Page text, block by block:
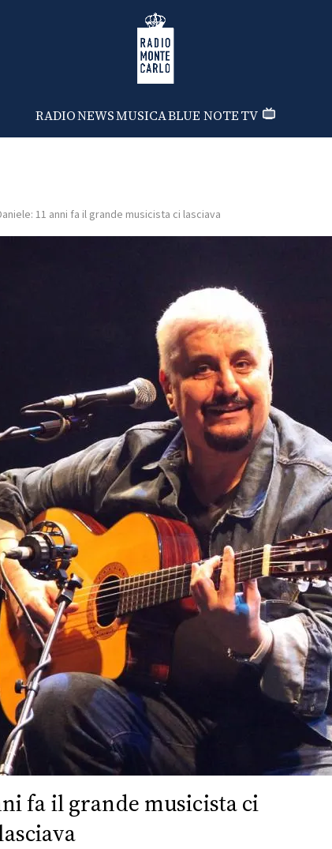
Radio Monte Carlo
RADIONEWSMUSICABLUE NOTETV
11 anni fa il grande musicista ci lasciava
fa il grande musicista ci